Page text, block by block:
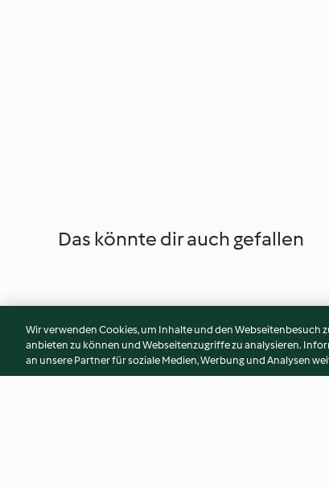
Das könnte dir auch gefallen
Wir verwenden Cookies, um Inhalte und den Webseitenbesuch
anbieten zu können und Webseitenzugriffe zu analysieren.
an unsere Partner für soziale Medien, Werbung und Analysen